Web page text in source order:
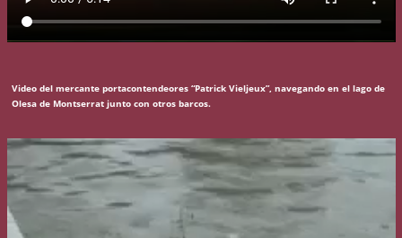
Video del mercante portacontendeores “Patrick Vieljeux”, navegando en el lago de
Olesa de Montserrat junto con otros barcos.